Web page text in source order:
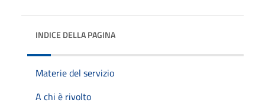
INDICE DELLA PAGINA
Materie del servizio
A chi è rivolto